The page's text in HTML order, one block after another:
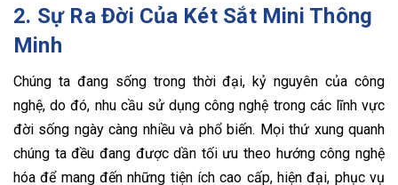
2. Sự Ra Đời Của Két Sắt Mini Thông
Minh
Chúng ta đang sống trong thời đại, kỷ nguyên của công
nghệ, do đó, nhu cầu sử dụng công nghệ trong các lĩnh vực
đời sống ngày càng nhiều và phổ biến. Mọi thứ xung quanh
chúng ta đều đang được dần tối ưu theo hướng công nghệ
hóa để mang đến những tiện ích cao cấp, hiện đại, phục vụ